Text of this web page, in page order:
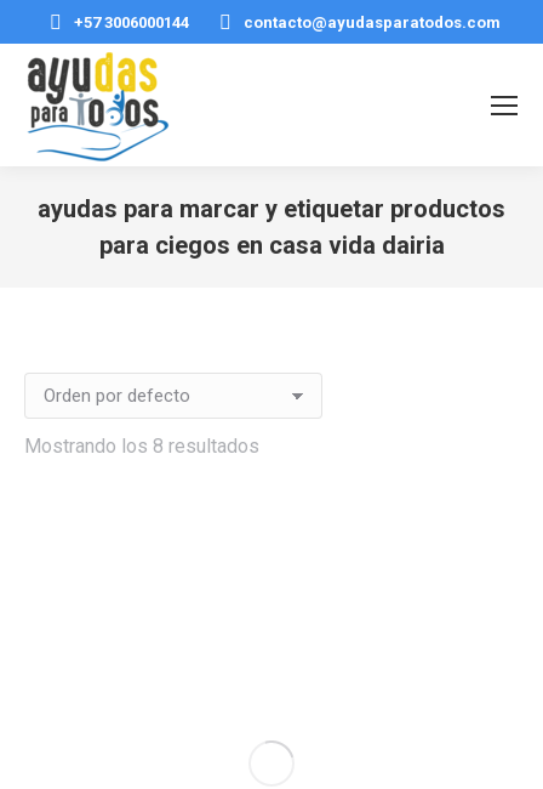
+57 3006000144 contacto@ayudasparatodos.com
ayudas para marcar y etiquetar productos
para ciegos en casa vida dairia
Mostrando los 8 resultados